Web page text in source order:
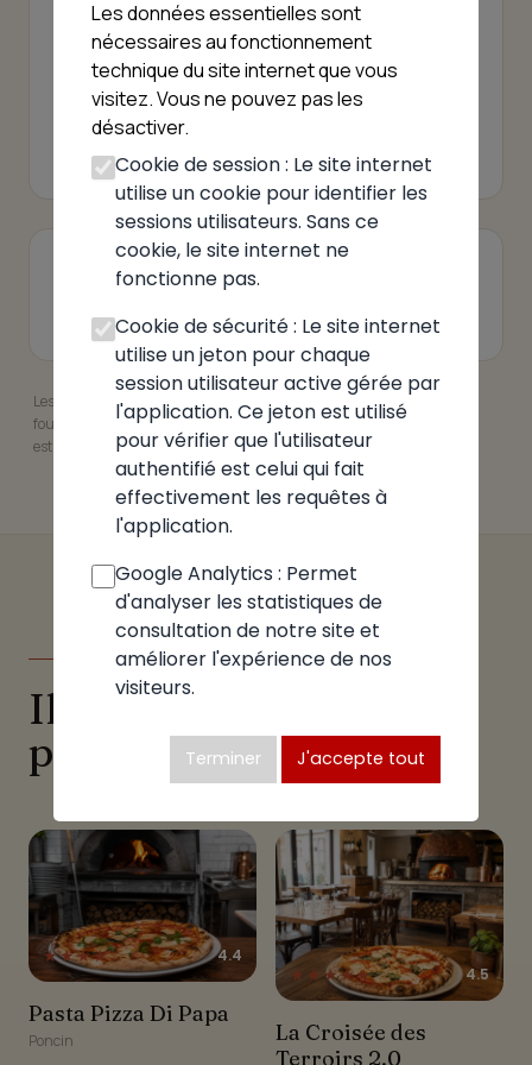
Revendiquer cet établissement
Cet établissement vous appartient ? Revendiquez-
le pour le gérer.
VOIR AUSSI
Pizzeria Poncin Pizzeria Ain
Les informations présentées peuvent ne pas être à jour. Elles sont
fournies à titre indicatif. Pour garantir leur exactitude, l'établissement
est invité à revendiquer sa fiche.
DANS LA MÊME ZONE
Ils proposent aussi des
pizzas à Poncin
Pasta Pizza Di Papa
★★★★☆ 4.4
Pasta Pizza Di Papa
Poncin
La Croisée des Terroirs
2.0
★★★★★ 4.5
La Croisée des
Terroirs 2.0
Les données essentielles sont
nécessaires au fonctionnement
technique du site internet que vous
visitez. Vous ne pouvez pas les
désactiver.
Cookie de session : Le site internet
utilise un cookie pour identifier les
sessions utilisateurs. Sans ce
cookie, le site internet ne
fonctionne pas.
Cookie de sécurité : Le site internet
utilise un jeton pour chaque
session utilisateur active gérée par
l'application. Ce jeton est utilisé
pour vérifier que l'utilisateur
authentifié est celui qui fait
effectivement les requêtes à
l'application.
Google Analytics : Permet
d'analyser les statistiques de
consultation de notre site et
améliorer l'expérience de nos
visiteurs.
Terminer J'accepte tout